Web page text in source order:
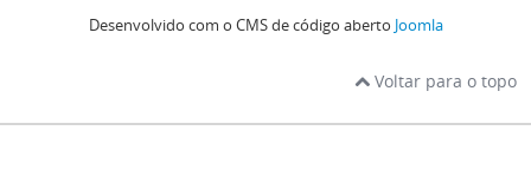
Desenvolvido com o CMS de código aberto Joomla
Voltar para o topo